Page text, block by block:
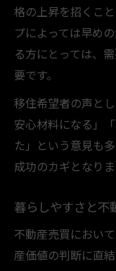
格の上昇を招くこ
プによっては早め
る方にとっては、
要です。
移住希望者の声と
安心材料になる」
た」という意見も
成功のカギとなりま
暮らしやすさと不
不動産売買におい
産価値の判断に直